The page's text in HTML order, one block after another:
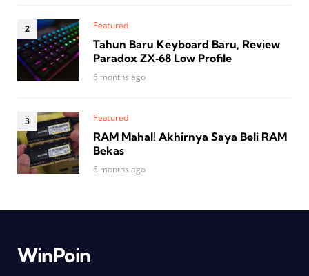
Featured
Tahun Baru Keyboard Baru, Review
Paradox ZX‑68 Low Profile
6 months ago
Featured
RAM Mahal! Akhirnya Saya Beli RAM
Bekas
6 months ago
WinPoin